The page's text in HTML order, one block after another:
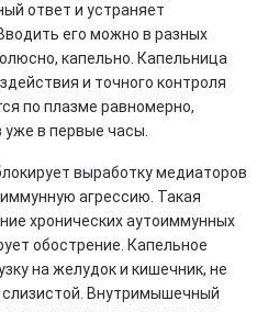
ответ и устраняет
его можно в разных
капельно. Капельница
и точного контроля
по плазме равномерно,
в первые часы.
выработку медиаторов
агрессию. Такая
хронических аутоиммунных
обострение. Капельное
на желудок и кишечник, не
Внутримышечный